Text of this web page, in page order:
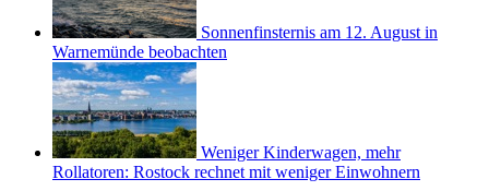
Sonnenfinsternis am 12. August in
Warnemünde beobachten
Weniger Kinderwagen, mehr
Rollatoren: Rostock rechnet mit weniger Einwohnern